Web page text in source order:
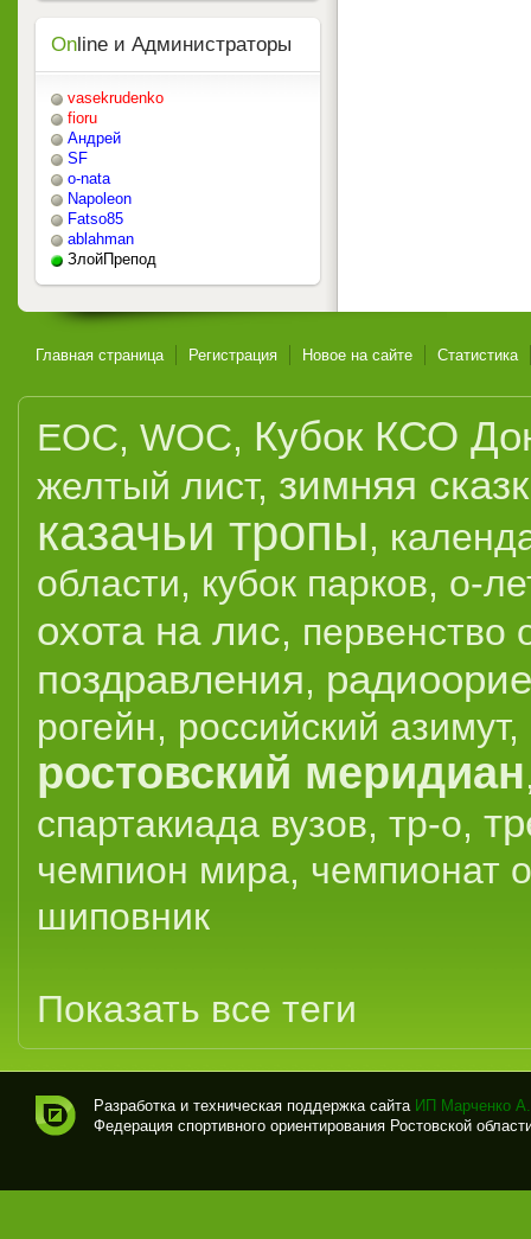
On line и Администраторы
vasekrudenko
fioru
Андрей
SF
o-nata
Napoleon
Fatso85
ablahman
ЗлойПрепод
Главная страница Регистрация Новое на сайте Статистика
EOC, WOC, Кубок КСО
желтый лист, зимняя
казачьи тропы,
области, кубок парков, о-
охота на лис, первенство
поздравления,
рогейн, российский азимут,
ростовский меридиан
спартакиада вузов, тр-о,
чемпион мира, чемпионат
шиповник
Показать все теги
вно
Разработка и техническая поддержка сайта ИП Марченко
Федерация спортивного ориентирования Ростовской